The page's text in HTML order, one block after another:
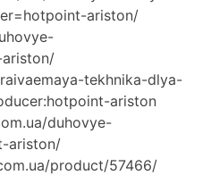
ariston/
tekhnika-dlya-
ariston
duhovye-
ariston/
product/57466/